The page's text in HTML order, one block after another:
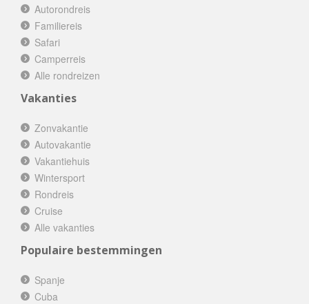
Autorondreis
Familiereis
Safari
Camperreis
Alle rondreizen
Vakanties
Zonvakantie
Autovakantie
Vakantiehuis
Wintersport
Rondreis
Cruise
Alle vakanties
Populaire bestemmingen
Spanje
Cuba